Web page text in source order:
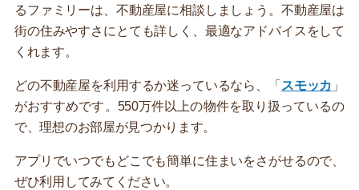
るファミリーは、不動産屋に相談しましょう。不動産屋は
街の住みやすさにとても詳しく、最適なアドバイスをして
くれます。
どの不動産屋を利用するか迷っているなら、「 スモッカ 」
がおすすめです。550万件以上の物件を取り扱っているの
で、理想のお部屋が見つかります。
アプリでいつでもどこでも簡単に住まいをさがせるので、
ぜひ利用してみてください。